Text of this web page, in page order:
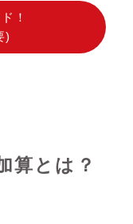
！
)
算とは？